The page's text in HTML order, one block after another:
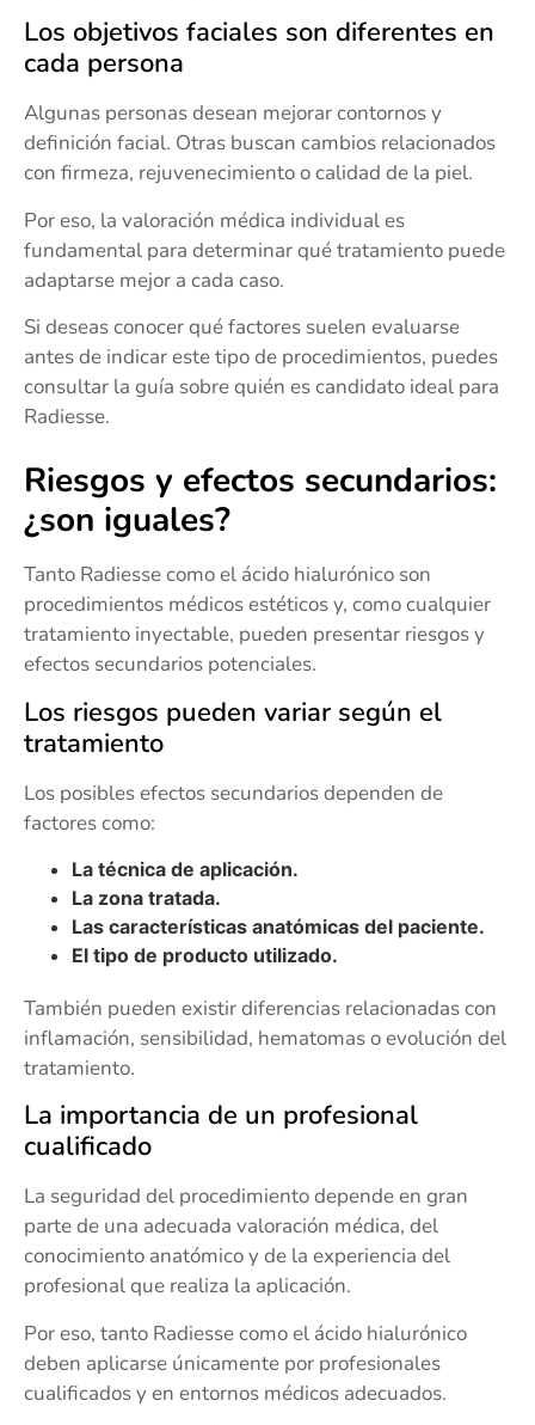
Los objetivos faciales son diferentes en
cada persona
Algunas personas desean mejorar contornos y
definición facial. Otras buscan cambios relacionados
con firmeza, rejuvenecimiento o calidad de la piel.
Por eso, la valoración médica individual es
fundamental para determinar qué tratamiento puede
adaptarse mejor a cada caso.
Si deseas conocer qué factores suelen evaluarse
antes de indicar este tipo de procedimientos, puedes
consultar la guía sobre quién es candidato ideal para
Radiesse.
Riesgos y efectos secundarios:
¿son iguales?
Tanto Radiesse como el ácido hialurónico son
procedimientos médicos estéticos y, como cualquier
tratamiento inyectable, pueden presentar riesgos y
efectos secundarios potenciales.
Los riesgos pueden variar según el
tratamiento
Los posibles efectos secundarios dependen de
factores como:
La técnica de aplicación.
La zona tratada.
Las características anatómicas del paciente.
El tipo de producto utilizado.
También pueden existir diferencias relacionadas con
inflamación, sensibilidad, hematomas o evolución del
tratamiento.
La importancia de un profesional
cualificado
La seguridad del procedimiento depende en gran
parte de una adecuada valoración médica, del
conocimiento anatómico y de la experiencia del
profesional que realiza la aplicación.
Por eso, tanto Radiesse como el ácido hialurónico
deben aplicarse únicamente por profesionales
cualificados y en entornos médicos adecuados.